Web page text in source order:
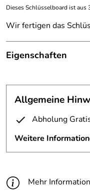
Dieses Schlüsselboard ist aus
Wir fertigen das
Eigenschaften
Material:
Materialstärke:
3
Maße:
Befestigung:
Allgemeine
Abholung
Weitere
Mehr